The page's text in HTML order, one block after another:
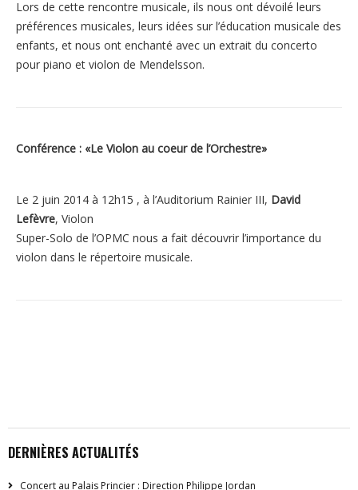
Lors de cette rencontre musicale, ils nous ont dévoilé leurs
préférences musicales, leurs idées sur l’éducation musicale des
enfants, et nous ont enchanté avec un extrait du concerto
pour piano et violon de Mendelsson.
Conférence : «Le Violon au coeur de l’Orchestre»
Le 2 juin 2014 à 12h15 , à l’Auditorium Rainier III, David
Lefèvre, Violon
Super-Solo de l’OPMC nous a fait découvrir l’importance du
violon dans le répertoire musicale.
DERNIÈRES ACTUALITÉS
Concert au Palais Princier : Direction Philippe Jordan